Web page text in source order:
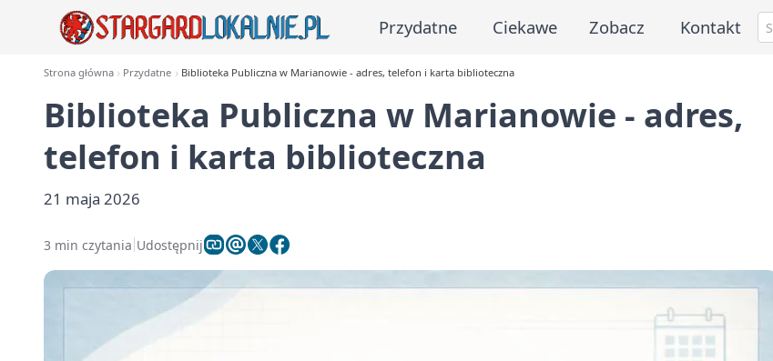
Przydatne Ciekawe Zobacz Kontakt
Strona główna Przydatne Biblioteka Publiczna w Marianowie - adres, telefon i karta biblioteczna
Biblioteka Publiczna w Marianowie - adres,
telefon i karta biblioteczna
21 maja 2026
3 min czytania Udostępnij